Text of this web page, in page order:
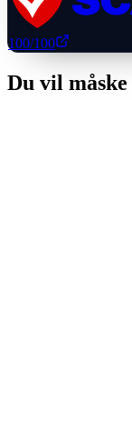
100/100
Du vil måske